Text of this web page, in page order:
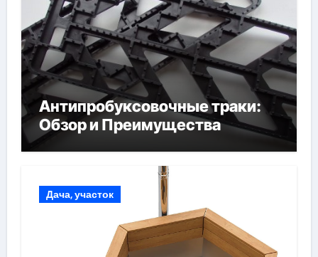
Антипробуксовочные траки:
Обзор и Преимущества
Дача, участок